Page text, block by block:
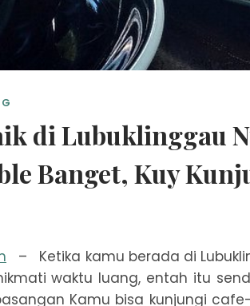
di Lubuklinggau
Banget, Kuy
– Ketika kamu berada di
waktu luang, entah itu
Kamu bisa kunjungi